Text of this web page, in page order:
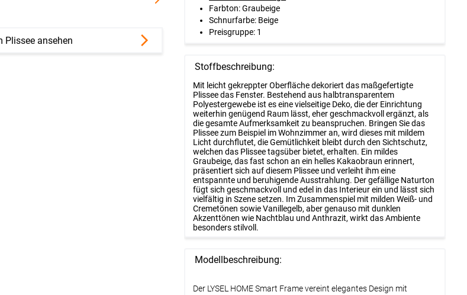
Plissee ansehen
Farbton: Graubeige
Schnurfarbe: Beige
Preisgruppe: 1
Stoffbeschreibung:
Mit leicht gekreppter Oberfläche dekoriert das maßgefertigte
Plissee das Fenster. Bestehend aus halbtransparentem
Polyestergewebe ist es eine vielseitige Deko, die der Einrichtung
weiterhin genügend Raum lässt, eher geschmackvoll ergänzt, als
die gesamte Aufmerksamkeit zu beanspruchen. Bringen Sie das
Plissee zum Beispiel im Wohnzimmer an, wird dieses mit mildem
Licht durchflutet, die Gemütlichkeit bleibt durch den Sichtschutz,
welchen das Plissee tagsüber bietet, erhalten. Ein mildes
Graubeige, das fast schon an ein helles Kakaobraun erinnert,
präsentiert sich auf diesem Plissee und verleiht ihm eine
entspannte und beruhigende Ausstrahlung. Der gefällige Naturton
fügt sich geschmackvoll und edel in das Interieur ein und lässt sich
vielfältig in Szene setzen. Im Zusammenspiel mit milden Weiß- und
Cremetönen sowie Vanillegelb, aber genauso mit dunklen
Akzenttönen wie Nachtblau und Anthrazit, wirkt das Ambiente
besonders stilvoll.
Modellbeschreibung:
Der LYSEL HOME Smart Frame vereint elegantes Design mit